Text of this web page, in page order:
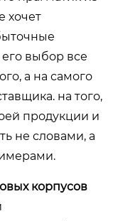
хочет
выбор все
а на самого
на того,
продукции и
не словами, а
корпусов